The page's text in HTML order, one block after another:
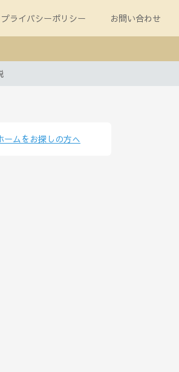
プライバシーポリシー お問い合わせ